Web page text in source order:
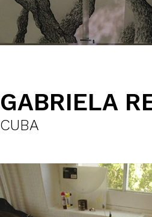
GABRIELA
CUBA